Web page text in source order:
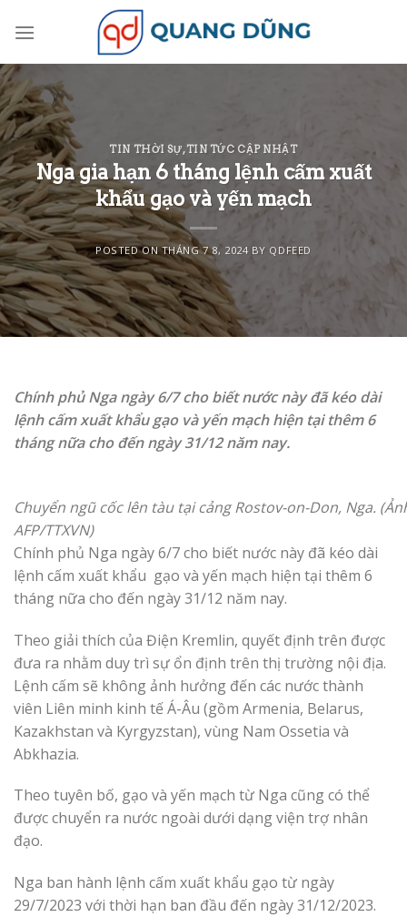
TIN THỜI SỰ,TIN TỨC CẬP NHẬT
Nga gia hạn 6 tháng lệnh cấm xuất
khẩu gạo và yến mạch
POSTED ONTHÁNG 7 8, 2024BY QDFEED
Chính phủ Nga ngày 6/7 cho biết nước này đã kéo dài
lệnh cấm xuất khẩu gạo và yến mạch hiện tại thêm 6
tháng nữa cho đến ngày 31/12 năm nay.
Chuyển ngũ cốc lên tàu tại cảng Rostov-on-Don, Nga.
AFP/TTXVN)
Chính phủ Nga ngày 6/7 cho biết nước này đã kéo dài
lệnh cấm xuất khẩu gạo và yến mạch hiện tại thêm 6
tháng nữa cho đến ngày 31/12 năm nay.
Theo giải thích của Điện Kremlin, quyết định trên được
đưa ra nhằm duy trì sự ổn định trên thị trường nội địa.
Lệnh cấm sẽ không ảnh hưởng đến các nước thành
viên Liên minh kinh tế Á-Âu (gồm Armenia, Belarus,
Kazakhstan và Kyrgyzstan), vùng Nam Ossetia và
Abkhazia.
Theo tuyên bố, gạo và yến mạch từ Nga cũng có thể
được chuyển ra nước ngoài dưới dạng viện trợ nhân
đạo.
Nga ban hành lệnh cấm xuất khẩu gạo từ ngày
29/7/2023 với thời hạn ban đầu đến ngày 31/12/2023.